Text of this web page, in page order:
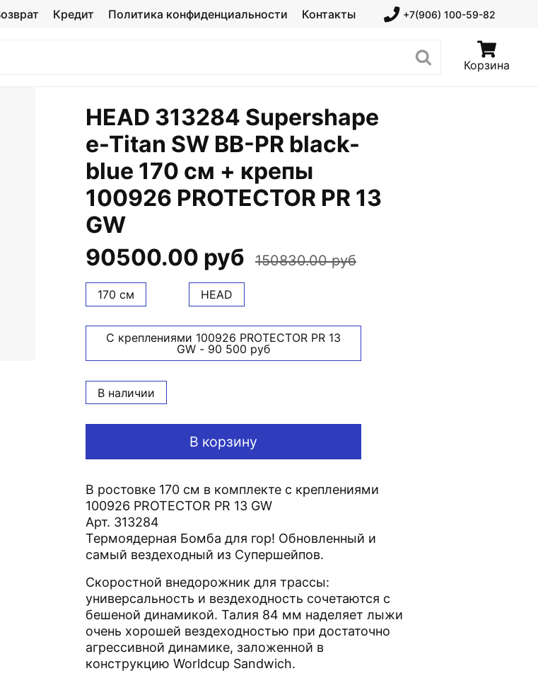
Кредит Политика конфиденциальности Контакты +7(906) 100-59-82
Корзина
HEAD 313284 Supershape
e-Titan SW BB-PR black-
blue 170 см + крепы
100926 PROTECTOR PR 13
GW
90500.00 руб
150830.00 руб
В корзину
170 см HEAD
С креплениями 100926 PROTECTOR PR 13
GW - 90 500 руб
В наличии
В ростовке 170 см в комплекте с креплениями
100926 PROTECTOR PR 13 GW
Арт. 313284
Термоядерная Бомба для гор! Обновленный и
самый вездеходный из Супершейпов.
Скоростной внедорожник для трассы:
универсальность и вездеходность сочетаются с
бешеной динамикой. Талия 84 мм наделяет лыжи
очень хорошей вездеходностью при достаточно
агрессивной динамике, заложенной в
конструкцию Worldcup Sandwich.